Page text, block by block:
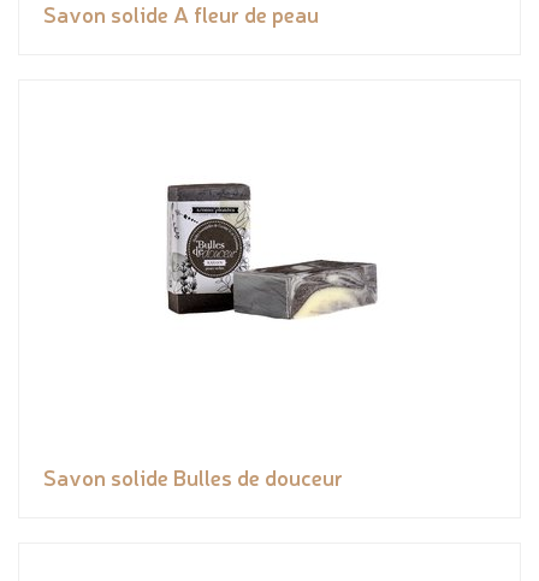
Savon solide A fleur de peau
Savon solide Bulles de douceur